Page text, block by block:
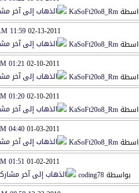
KaSoFt20o8_Rm
02-13-2011
11:59 AM
KaSoFt20o8_Rm
02-10-2011
01:21 PM
KaSoFt20o8_Rm
02-10-2011
01:20 PM
KaSoFt20o8_Rm
01-03-2011
04:40 PM
KaSoFt20o8_Rm
01-02-2011
01:51 PM
بواسطةcoding78